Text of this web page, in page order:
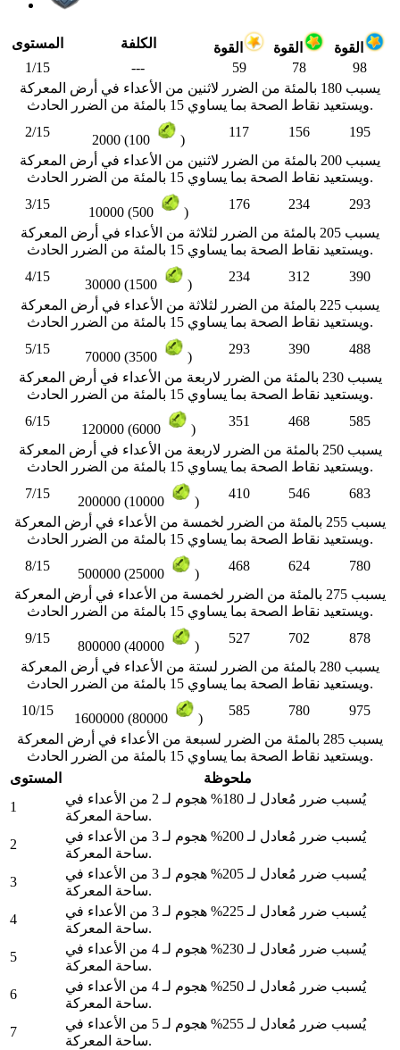
المستوى الكلفة القوة القوة
القوة
1/15
--- 59 78
98
يسبب 180 بالمئة من الضرر لاثنين من الأعداء في أرض المعركة
ويستعيد نقاط الصحة بما يساوي 15 بالمئة من الضرر الحادث.
2/15
2000 (100 )
117 156
195
يسبب 200 بالمئة من الضرر لاثنين من الأعداء في أرض المعركة
ويستعيد نقاط الصحة بما يساوي 15 بالمئة من الضرر الحادث.
3/15
10000 (500 )
176 234
293
يسبب 205 بالمئة من الضرر لثلاثة من الأعداء في أرض المعركة
ويستعيد نقاط الصحة بما يساوي 15 بالمئة من الضرر الحادث.
4/15
30000 (1500 )
234 312
390
يسبب 225 بالمئة من الضرر لثلاثة من الأعداء في أرض المعركة
ويستعيد نقاط الصحة بما يساوي 15 بالمئة من الضرر الحادث.
5/15
70000 (3500 )
293 390
488
يسبب 230 بالمئة من الضرر لاربعة من الأعداء في أرض المعركة
ويستعيد نقاط الصحة بما يساوي 15 بالمئة من الضرر الحادث.
6/15
120000 (6000 )
351 468
585
يسبب 250 بالمئة من الضرر لاربعة من الأعداء في أرض المعركة
ويستعيد نقاط الصحة بما يساوي 15 بالمئة من الضرر الحادث.
7/15
200000 (10000 )
410 546
683
يسبب 255 بالمئة من الضرر لخمسة من الأعداء في أرض المعركة
ويستعيد نقاط الصحة بما يساوي 15 بالمئة من الضرر الحادث.
8/15
500000 (25000 )
468 624
780
يسبب 275 بالمئة من الضرر لخمسة من الأعداء في أرض المعركة
ويستعيد نقاط الصحة بما يساوي 15 بالمئة من الضرر الحادث.
9/15
800000 (40000 )
527 702
878
يسبب 280 بالمئة من الضرر لستة من الأعداء في أرض المعركة
ويستعيد نقاط الصحة بما يساوي 15 بالمئة من الضرر الحادث.
10/15
1600000 (80000 )
585 780
975
يسبب 285 بالمئة من الضرر لسبعة من الأعداء في أرض المعركة
ويستعيد نقاط الصحة بما يساوي 15 بالمئة من الضرر الحادث.
المستوى
ملحوظة
1
يُسبب ضرر مُعادل لـ 180% هجوم لـ 2 من الأعداء في
ساحة المعركة.
2
يُسبب ضرر مُعادل لـ 200% هجوم لـ 3 من الأعداء في
ساحة المعركة.
3
يُسبب ضرر مُعادل لـ 205% هجوم لـ 3 من الأعداء في
ساحة المعركة.
4
يُسبب ضرر مُعادل لـ 225% هجوم لـ 3 من الأعداء في
ساحة المعركة.
5
يُسبب ضرر مُعادل لـ 230% هجوم لـ 4 من الأعداء في
ساحة المعركة.
6
يُسبب ضرر مُعادل لـ 250% هجوم لـ 4 من الأعداء في
ساحة المعركة.
7
يُسبب ضرر مُعادل لـ 255% هجوم لـ 5 من الأعداء في
ساحة المعركة.